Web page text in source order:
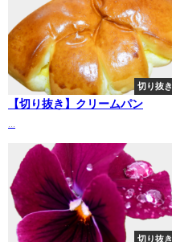
切り抜き
【切り抜き】クリームパン
切り抜き